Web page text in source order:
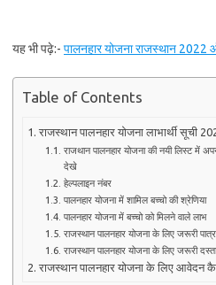
यह भी पढ़े:- पालनहार योजना राजस्थान
Table of Contents
राजस्‍थान पालनहार योजना लाभार्थी सूची
राजथान पालनहार योजना की नयी लिस्ट में
देखे
हेल्पलाइन नंबर
पालनहार योजना में शामिल बच्चो की श्रेणिया
पालनहार योजना में बच्चो को मिलने वाले लाभ
राजस्थान पालनहार योजना के लिए जरूरी
राजस्थान पालनहार योजना के लिए जरूरी
राजस्थान पालनहार योजना के लिए आवेदन